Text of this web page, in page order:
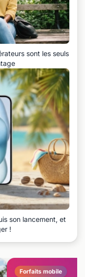
sont les seuls
son lancement, et
!
Forfaits mobile